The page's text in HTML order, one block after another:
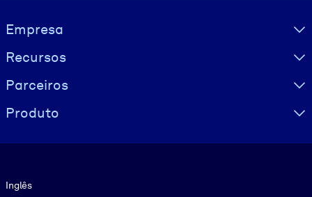
Visually hidden Text
Empresa
Recursos
Parceiros
Produto
Inglês